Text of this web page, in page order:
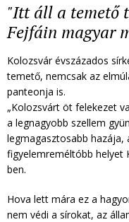
"Itt áll a temető
Fejfáin magyar
Kolozsvár évszázados
temető, nemcsak az
panteonja is.
„Kolozsvárt öt felekezet
a legnagyobb szellem
legmagasztosabb
figyelemreméltóbb helyet
ben.
Hova lett mára ez a
nem védi a sírokat, az